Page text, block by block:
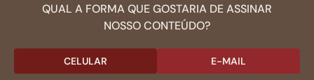
QUAL A FORMA QUE GOSTARIA DE ASSINAR
NOSSO CONTEÚDO?
CELULAR E-MAIL